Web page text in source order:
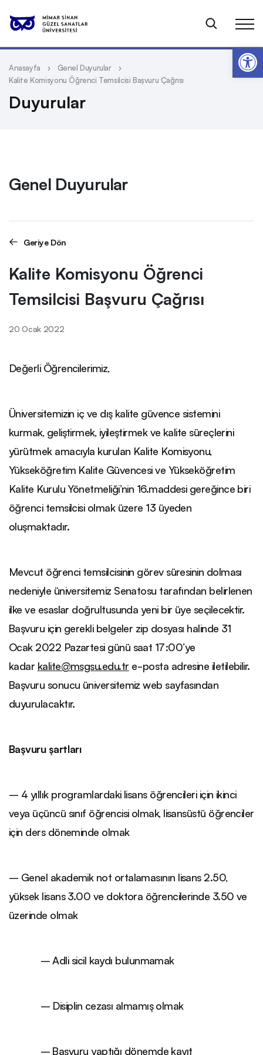
Anasayfa
Genel Duyurular
Kalite Komisyonu Öğrenci Temsilcisi Başvuru Çağrısı
Duyurular
Genel Duyurular
Geriye Dön
Kalite Komisyonu Öğrenci
Temsilcisi Başvuru Çağrısı
20 Ocak 2022
Değerli Öğrencilerimiz,
Üniversitemizin iç ve dış kalite güvence sistemini
kurmak, geliştirmek, iyileştirmek ve kalite süreçlerini
yürütmek amacıyla kurulan Kalite Komisyonu,
Yükseköğretim Kalite Güvencesi ve Yükseköğretim
Kalite Kurulu Yönetmeliği’nin 16.maddesi gereğince biri
öğrenci temsilcisi olmak üzere 13 üyeden
oluşmaktadır.
Mevcut öğrenci temsilcisinin görev süresinin dolması
nedeniyle üniversitemiz Senatosu tarafından belirlenen
ilke ve esaslar doğrultusunda yeni bir üye seçilecektir.
Başvuru için gerekli belgeler zip dosyası halinde 31
Ocak 2022 Pazartesi günü saat 17:00’ye
kadar kalite@msgsu.edu.tr e-posta adresine iletilebilir.
Başvuru sonucu üniversitemiz web sayfasından
duyurulacaktır.
Başvuru şartları
– 4 yıllık programlardaki lisans öğrencileri için ikinci
veya üçüncü sınıf öğrencisi olmak, lisansüstü öğrenciler
için ders döneminde olmak
– Genel akademik not ortalamasının lisans 2.50,
yüksek lisans 3.00 ve doktora öğrencilerinde 3.50 ve
üzerinde olmak
– Adli sicil kaydı bulunmamak
– Disiplin cezası almamış olmak
– Başvuru yaptığı dönemde kayıt